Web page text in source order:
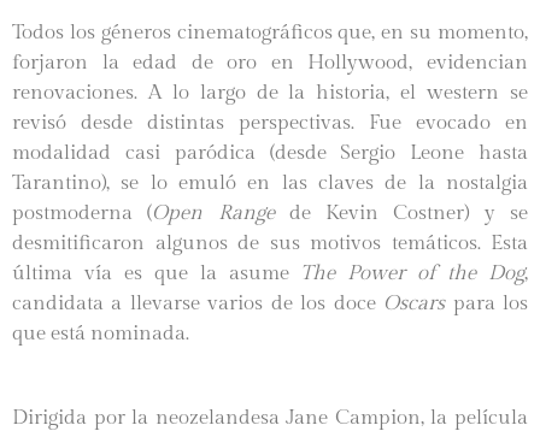
Todos los géneros cinematográficos que, en su momento,
forjaron la edad de oro en Hollywood, evidencian
renovaciones. A lo largo de la historia, el western se
revisó desde distintas perspectivas. Fue evocado en
modalidad casi paródica (desde Sergio Leone hasta
Tarantino), se lo emuló en las claves de la nostalgia
postmoderna (Open Range de Kevin Costner) y se
desmitificaron algunos de sus motivos temáticos. Esta
última vía es que la asume The Power of the Dog,
candidata a llevarse varios de los doce Oscarspara los
que está nominada.
Dirigida por la neozelandesa Jane Campion, la película